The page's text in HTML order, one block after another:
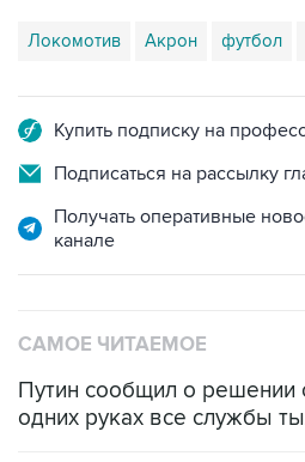
Локомотив Акрон футбол
Купить подписку на
Подписаться на рассылку
Получать оперативные
канале
САМОЕ ЧИТАЕМОЕ
Путин сообщил о решении
одних руках все службы